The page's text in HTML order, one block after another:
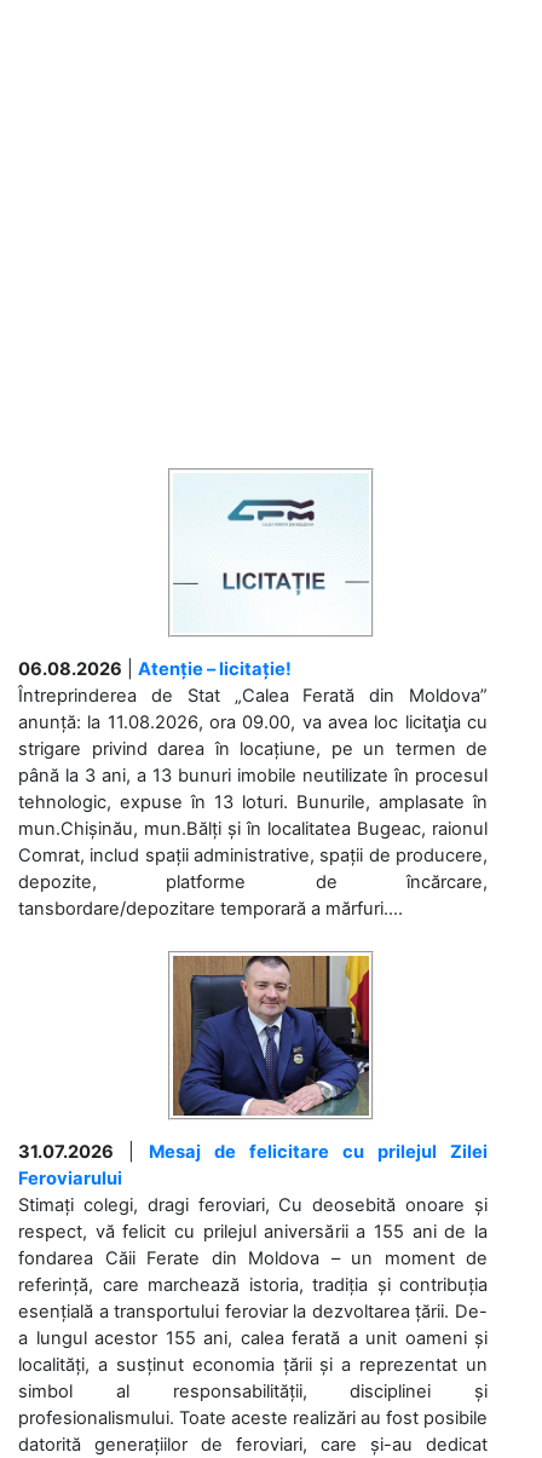
06.08.2026
Atenție – licitație!
Întreprinderea de Stat „Calea Ferată din Moldova”
anunță: la 11.08.2026, ora 09.00, va avea loc licitaţia cu
strigare privind darea în locațiune, pe un termen de
până la 3 ani, a 13 bunuri imobile neutilizate în procesul
tehnologic, expuse în 13 loturi. Bunurile, amplasate în
mun.Chișinău, mun.Bălți și în localitatea Bugeac, raionul
Comrat, includ spații administrative, spații de producere,
depozite, platforme de încărcare,
tansbordare/depozitare temporară a mărfuri....
31.07.2026
Mesaj de felicitare cu prilejul Zilei
Feroviarului
Stimați colegi, dragi feroviari, Cu deosebită onoare și
respect, vă felicit cu prilejul aniversării a 155 ani de la
fondarea Căii Ferate din Moldova – un moment de
referință, care marchează istoria, tradiția și contribuția
esențială a transportului feroviar la dezvoltarea țării. De-
a lungul acestor 155 ani, calea ferată a unit oameni și
localități, a susținut economia țării și a reprezentat un
simbol al responsabilității, disciplinei și
profesionalismului. Toate aceste realizări au fost posibile
datorită generațiilor de feroviari, care și-au dedicat